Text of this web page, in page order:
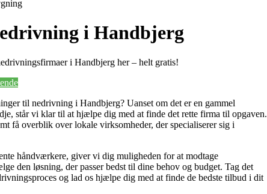
i Handbjerg
i Handbjerg her – helt gratis!
til nedrivning i Handbjerg? Uanset om det er en gammel
står vi klar til at hjælpe dig med at finde det rette firma til opgaven.
få overblik over lokale virksomheder, der specialiserer sig i
håndværkere, giver vi dig muligheden for at modtage
den løsning, der passer bedst til dine behov og budget. Tag det
og lad os hjælpe dig med at finde de bedste tilbud i dit